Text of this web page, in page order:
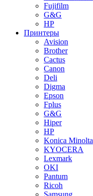
Fujifilm
G&G
HP
Принтеры
Avision
Brother
Cactus
Canon
Deli
Digma
Epson
Fplus
G&G
Hiper
HP
Konica Minolta
KYOCERA
Lexmark
OKI
Pantum
Ricoh